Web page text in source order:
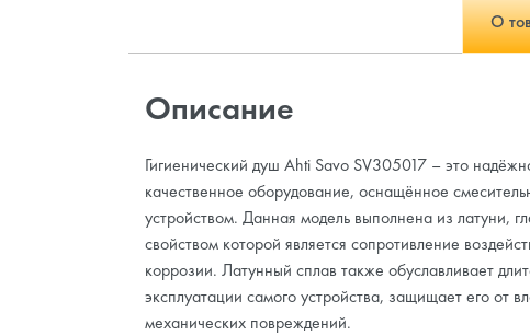
О
Описание
Гигиенический душ Ahti Savo SV305017 – это
качественное оборудование, оснащённое
устройством. Данная модель выполнена из латуни,
свойством которой является сопротивление
коррозии. Латунный сплав также обуславливает
эксплуатации самого устройства, защищает его от
механических повреждений.